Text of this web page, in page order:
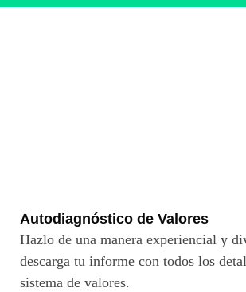
Autodiagnóstico de Valores
Hazlo de una manera experiencial y
descarga tu informe con todos los
sistema de valores.